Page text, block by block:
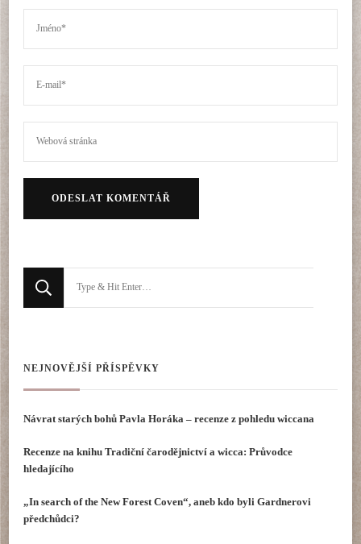
NEJNOVĚJŠÍ PŘÍSPĚVKY
Návrat starých bohů Pavla Horáka – recenze z pohledu wiccana
Recenze na knihu Tradiční čarodějnictví a wicca: Průvodce
hledajícího
„In search of the New Forest Coven“, aneb kdo byli Gardnerovi
předchůdci?